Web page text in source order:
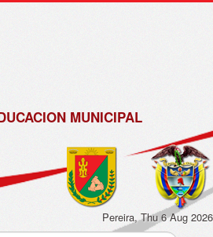
MUNICIPAL
Pereira, Thu 6 Aug 2026